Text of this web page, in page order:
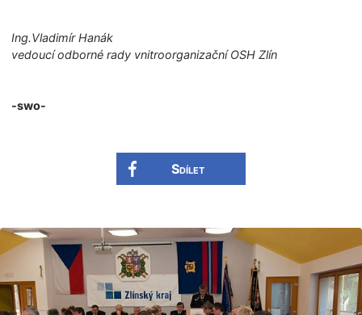
Ing.Vladimír Hanák
vedoucí odborné rady vnitroorganizační OSH Zlín
-swo-
Sdílet